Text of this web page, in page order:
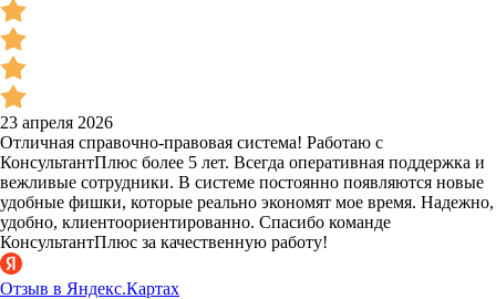
23 апреля 2026
Отличная справочно-правовая система! Работаю с
КонсультантПлюс более 5 лет. Всегда оперативная поддержка и
вежливые сотрудники. В системе постоянно появляются новые
удобные фишки, которые реально экономят мое время. Надежно,
удобно, клиентоориентированно. Спасибо команде
КонсультантПлюс за качественную работу!
Отзыв в Яндекс.Картах